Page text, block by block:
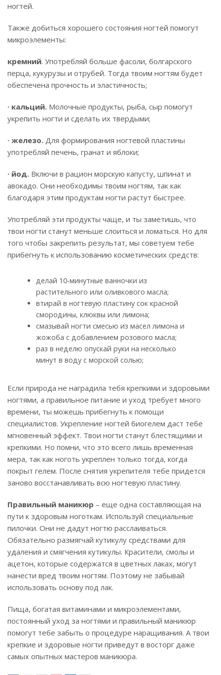
ногтей.
Также добиться хорошего состояния ногтей помогут
микроэлементы:
кремний. Употребляй больше фасоли, болгарского
перца, кукурузы и отрубей. Тогда твоим ногтям будет
обеспечена прочность и эластичность;
· кальций. Молочные продукты, рыба, сыр помогут
укрепить ногти и сделать их твердыми;
· железо. Для формирования ногтевой пластины
употребляй печень, гранат и яблоки;
· йод. Включи в рацион морскую капусту, шпинат и
авокадо. Они необходимы твоим ногтям, так как
благодаря этим продуктам ногти растут быстрее.
Употребляй эти продукты чаще, и ты заметишь, что
твои ногти станут меньше слоиться и ломаться. Но для
того чтобы закрепить результат, мы советуем тебе
прибегнуть к использованию косметических средств:
делай 10-минутные ванночки из
растительного или оливкового масла;
втирай в ногтевую пластину сок красной
смородины, клюквы или лимона;
смазывай ногти смесью из масел лимона и
жожоба с добавлением розового масла;
раз в неделю опускай руки на несколько
минут в воду с морской солью;
Если природа не наградила тебя крепкими и здоровыми
ногтями, а правильное питание и уход требует много
времени, ты можешь прибегнуть к помощи
специалистов. Укрепление ногтей биогелем даст тебе
мгновенный эффект. Твои ногти станут блестящими и
крепкими. Но помни, что это всего лишь временная
мера, так как ноготь укреплен только тогда, когда
покрыт гелем. После снятия укрепителя тебе придется
заново восстанавливать всю ногтевую пластину.
Правильный маникюр – еще одна составляющая на
пути к здоровым ноготкам. Используй специальные
пилочки. Они не дадут ногтю расслаиваться.
Обязательно размягчай кутикулу средствами для
удаления и смягчения кутикулы. Красители, смолы и
ацетон, которые содержатся в цветных лаках, могут
нанести вред твоим ногтям. Поэтому не забывай
использовать основу под лак.
Пища, богатая витаминами и микроэлементами,
постоянный уход за ногтями и правильный маникюр
помогут тебе забыть о процедуре наращивания. А твои
крепкие и здоровые ногти приведут в восторг даже
самых опытных мастеров маникюра.